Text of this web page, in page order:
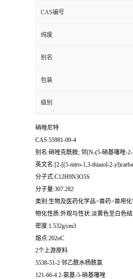
CAS编号
纯度
别名
包装
级别
硝唑尼特
CAS:55981-09-4
别名:硝唑克酰胺; 邻[N-(5-硝基噻唑-
英文名:[2-[(5-nitro-1,3-thiazol-2-
分子式:C12H9N3O5S
分子量:307.282
类别:生物及医药化学品>兽药>兽用
物化性质:外观与性状:淡黄色至白色
密度:1.532g/cm3
熔点:202oC
2个上游原料
5538-51-2 邻乙酰水杨酰氯
121-66-4 2-氨基-5-硝基噻唑